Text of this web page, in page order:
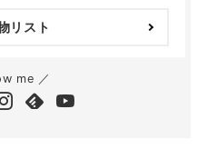
リスト
me ／